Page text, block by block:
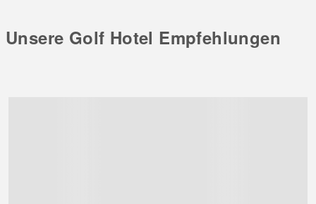
Unsere Golf Hotel Empfehlungen